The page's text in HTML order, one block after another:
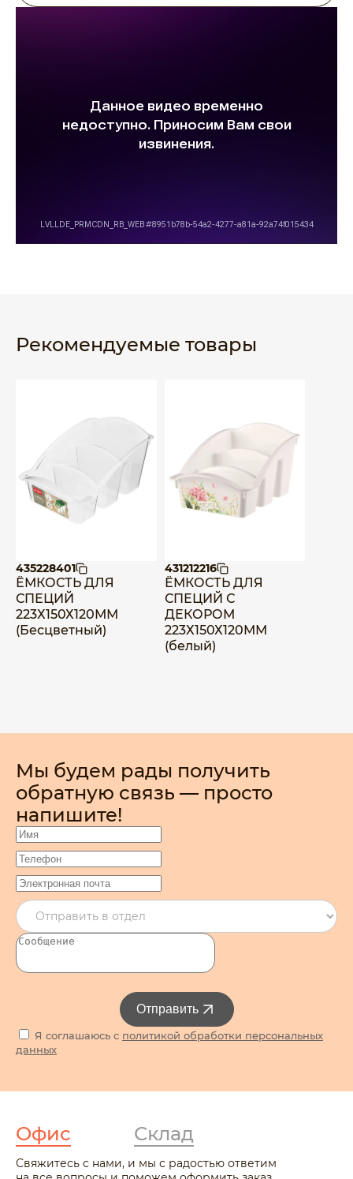
Рекомендуемые товары
435228401
ЁМКОСТЬ ДЛЯ
СПЕЦИЙ
223Х150Х120ММ
(Бесцветный)
431212216
ЁМКОСТЬ ДЛЯ
СПЕЦИЙ С
ДЕКОРОМ
223Х150Х120ММ
(белый)
Мы будем рады получить
обратную связь — просто
напишите!
Я соглашаюсь с политикой обработки персональных
данных
Отправить
Офис Склад
Свяжитесь с нами, и мы с радостью ответим